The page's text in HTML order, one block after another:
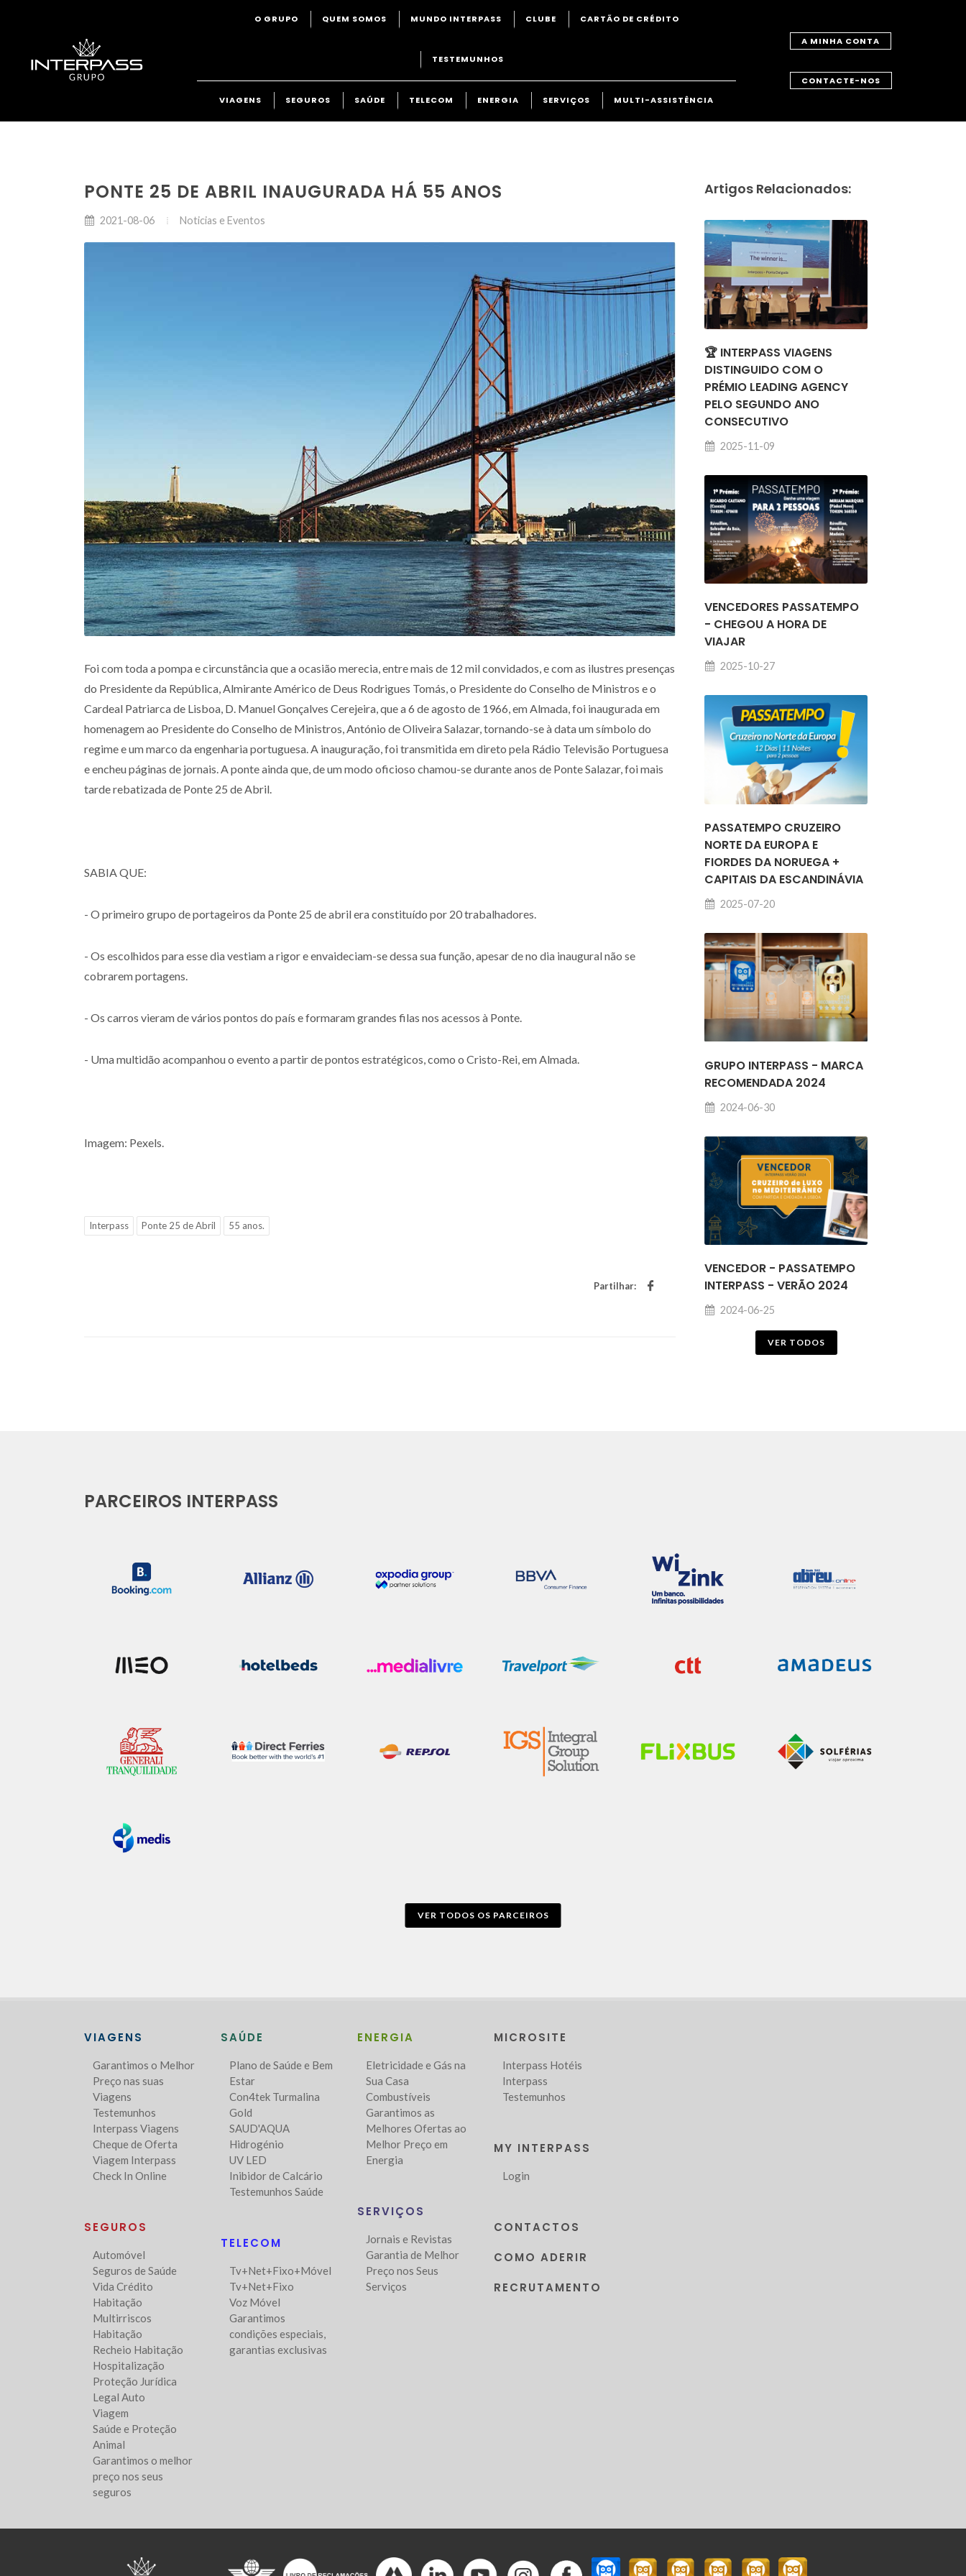
O GRUPO QUEM SOMOS MUNDO INTERPASS CLUBE CARTÃO DE CRÉDITO
TESTEMUNHOS
VIAGENS SEGUROS SAÚDE TELECOM ENERGIA SERVIÇOS MULTI-ASSISTÊNCIA
A MINHA CONTA
CONTACTE-NOS
PONTE 25 DE ABRIL INAUGURADA HÁ 55 ANOS
2021-08-06 Noticias e Eventos
Foi com toda a pompa e circunstância que a ocasião merecia, entre mais de 12 mil convidados, e com as ilustres presenças
do Presidente da República, Almirante Américo de Deus Rodrigues Tomás, o Presidente do Conselho de Ministros e o
Cardeal Patriarca de Lisboa, D. Manuel Gonçalves Cerejeira, que a 6 de agosto de 1966, em Almada, foi inaugurada em
homenagem ao Presidente do Conselho de Ministros, António de Oliveira Salazar, tornando-se à data um símbolo do
regime e um marco da engenharia portuguesa. A inauguração, foi transmitida em direto pela Rádio Televisão Portuguesa
e encheu páginas de jornais. A ponte ainda que, de um modo oficioso chamou-se durante anos de Ponte Salazar, foi mais
tarde rebatizada de Ponte 25 de Abril.
SABIA QUE:
- O primeiro grupo de portageiros da Ponte 25 de abril era constituído por 20 trabalhadores.
- Os escolhidos para esse dia vestiam a rigor e envaideciam-se dessa sua função, apesar de no dia inaugural não se
cobrarem portagens.
- Os carros vieram de vários pontos do país e formaram grandes filas nos acessos à Ponte.
- Uma multidão acompanhou o evento a partir de pontos estratégicos, como o Cristo-Rei, em Almada.
Imagem: Pexels.
Interpass Ponte 25 de Abril 55 anos.
Partilhar:
Artigos Relacionados:
🏆 INTERPASS VIAGENS
DISTINGUIDO COM O
PRÉMIO LEADING AGENCY
PELO SEGUNDO ANO
CONSECUTIVO
2025-11-09
VENCEDORES PASSATEMPO
- CHEGOU A HORA DE
VIAJAR
2025-10-27
PASSATEMPO CRUZEIRO
NORTE DA EUROPA E
FIORDES DA NORUEGA +
CAPITAIS DA ESCANDINÁVIA
2025-07-20
GRUPO INTERPASS - MARCA
RECOMENDADA 2024
2024-06-30
VENCEDOR - PASSATEMPO
INTERPASS - VERÃO 2024
2024-06-25
VER TODOS
PARCEIROS INTERPASS
VER TODOS OS PARCEIROS
VIAGENS
Garantimos o Melhor
Preço nas suas
Viagens
Testemunhos
Interpass Viagens
Cheque de Oferta
Viagem Interpass
Check In Online
SEGUROS
Automóvel
Seguros de Saúde
Vida Crédito
Habitação
Multirriscos
Habitação
Recheio Habitação
Hospitalização
Proteção Jurídica
Legal Auto
Viagem
Saúde e Proteção
Animal
Garantimos o melhor
preço nos seus
seguros
SAÚDE
Plano de Saúde e Bem
Estar
Con4tek Turmalina
Gold
SAUD'AQUA
Hidrogénio
UV LED
Inibidor de Calcário
Testemunhos Saúde
TELECOM
Tv+Net+Fixo+Móvel
Tv+Net+Fixo
Voz Móvel
Garantimos
condições especiais,
garantias exclusivas
ENERGIA
Eletricidade e Gás na
Sua Casa
Combustíveis
Garantimos as
Melhores Ofertas ao
Melhor Preço em
Energia
SERVIÇOS
Jornais e Revistas
Garantia de Melhor
Preço nos Seus
Serviços
MICROSITE
Interpass Hotéis
Interpass
Testemunhos
MY INTERPASS
Login
CONTACTOS
COMO ADERIR
RECRUTAMENTO